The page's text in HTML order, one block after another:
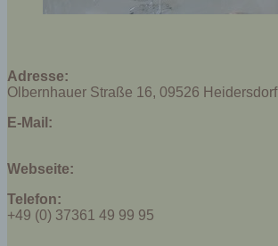
Adresse:
Olbernhauer Straße 16, 09526 Heidersdorf
E-Mail:
Webseite:
Telefon:
+49 (0) 37361 49 99 95